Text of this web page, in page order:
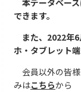
本データベー
できます。
また、2022年6
ホ・タブレット
会員以外の皆
みはこちらから